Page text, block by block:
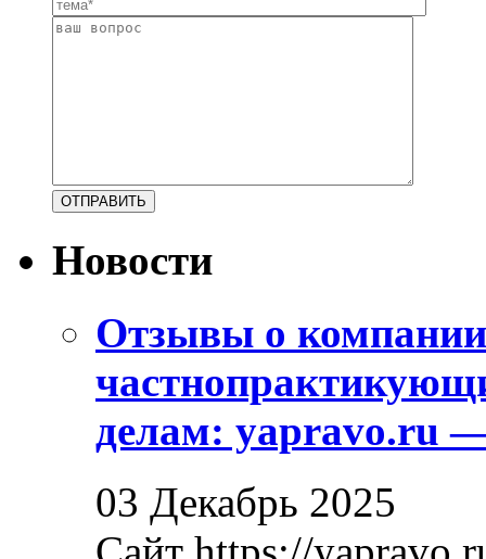
Новости
Отзывы о
делам: yapravo.ru
03 Декабрь 2025